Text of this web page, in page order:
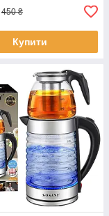
450 ₴
Купити